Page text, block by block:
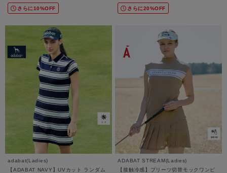
さらに10%OFF さらに20%OFF
adabat(Ladies)
【ADABAT NAVY】UVカット ランダム
ADABAT STREAM(Ladies)
【接触冷感】プリーツ切替モックワンピ